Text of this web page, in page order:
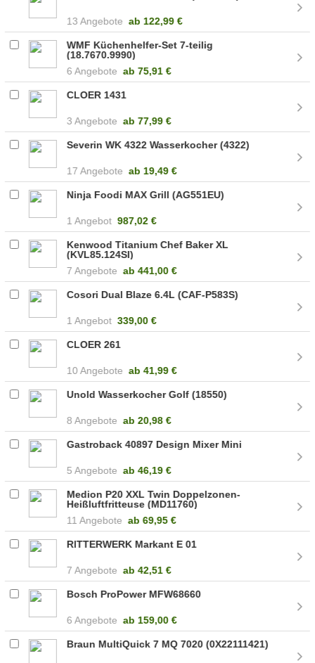
13 Angebote ab 122,99 €
WMF Küchenhelfer-Set 7-teilig
(18.7670.9990)
6 Angebote ab 75,91 €
CLOER 1431
3 Angebote ab 77,99 €
Severin WK 4322 Wasserkocher (4322)
17 Angebote ab 19,49 €
Ninja Foodi MAX Grill (AG551EU)
1 Angebot 987,02 €
Kenwood Titanium Chef Baker XL
(KVL85.124SI)
7 Angebote ab441,00 €
Cosori Dual Blaze 6.4L (CAF-P583S)
1 Angebot 339,00 €
CLOER 261
10 Angebote ab41,99 €
Unold Wasserkocher Golf (18550)
8 Angebote ab 20,98 €
Gastroback 40897 Design Mixer Mini
5 Angebote ab46,19 €
Medion P20 XXL Twin Doppelzonen-
Heißluftfritteuse (MD11760)
11 Angebote ab 69,95 €
RITTERWERK Markant E 01
7 Angebote ab42,51 €
Bosch ProPower MFW68660
6 Angebote ab 159,00 €
Braun MultiQuick 7 MQ 7020 (0X22111421)